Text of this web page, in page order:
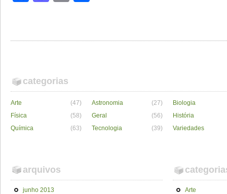
categorias
Arte (47) Astronomia (27)
Biologia
Física
(58) Geral (56)
História
Química
(63) Tecnologia (39) Variedades
arquivos
junho 2013
Arte